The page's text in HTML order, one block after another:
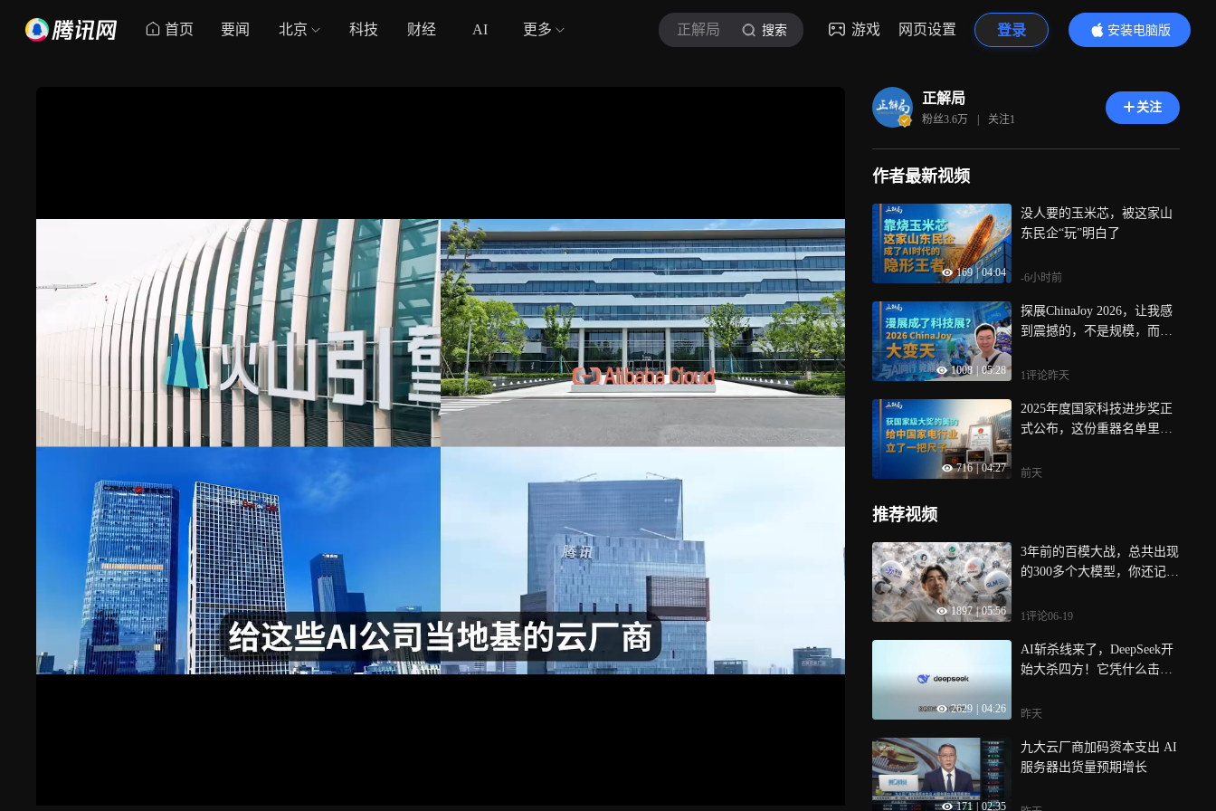
首页 要闻 北京 科技 财经 AI 更多 正解局 搜索 游戏 网页设置 登录
安装电脑版
内容更精彩
正解局
粉丝3.6万 | 关注1
关注
作者最新视频
169 | 04:04
没人要的玉米芯，被这家山
东民企“玩”明白了
-6小时前
1008 05:28
探展ChinaJoy 2026，让我感
到震撼的，不是规模，而是
1评论昨天
716 | 04:27
2025年度国家科技进步奖正
式公布，这份重器名单里，
前天
推荐视频
1897 | 05:56
3年前的百模大战，总共出现
的300多个大模型，你还记得
1评论06-19
2629 04:26
AI斩杀线来了，DeepSeek开
始大杀四方！它凭什么击败
昨天
171 02:35
九大云厂商加码资本支出 AI
服务器出货量预期增长